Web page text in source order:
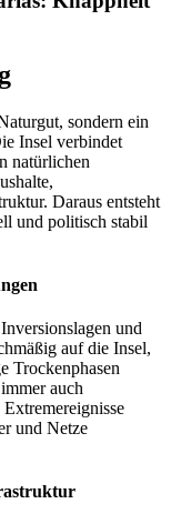
sondern ein
Insel verbindet
natürlichen
Daraus entsteht
und politisch stabil
und
auf die Insel,
Trockenphasen
auch
und Netze